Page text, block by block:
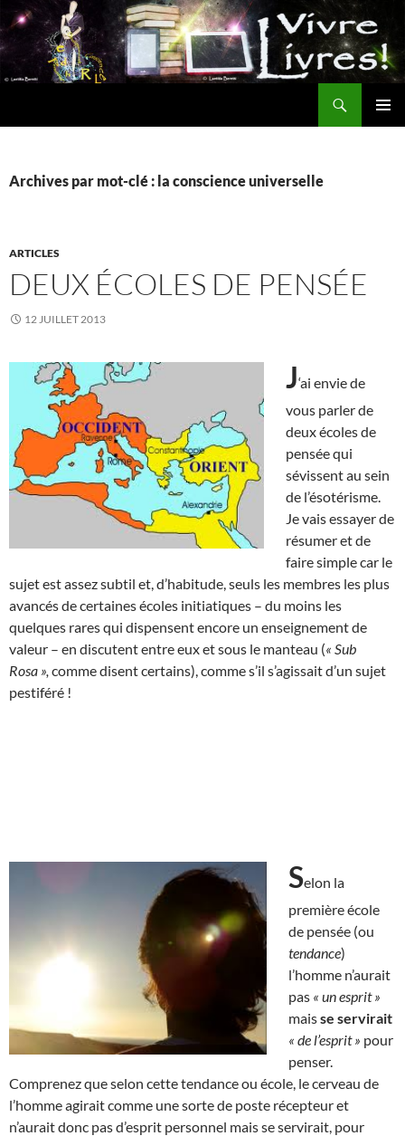
Aller
au
contenu
Archives par mot-clé : la conscience universelle
ARTICLES
DEUX ÉCOLES DE PENSÉE
12 JUILLET 2013
J‘ai envie de
vous parler de
deux écoles de
pensée qui
sévissent au sein
de l’ésotérisme.
Je vais essayer de
résumer et de
faire simple car le
sujet est assez subtil et, d’habitude, seuls les membres les plus
avancés de certaines écoles initiatiques – du moins les
quelques rares qui dispensent encore un enseignement de
valeur – en discutent entre eux et sous le manteau (« Sub
Rosa », comme disent certains), comme s’il s’agissait d’un sujet
pestiféré !
Selon la
première école
de pensée (ou
tendance)
l’homme n’aurait
pas « un esprit »
maisse servirait
« de l’esprit » pour
penser.
Comprenez que selon cette tendance ou école, le cerveau de
l’homme agirait comme une sorte de poste récepteur et
n’aurait donc pas d’esprit personnel mais se servirait, pour